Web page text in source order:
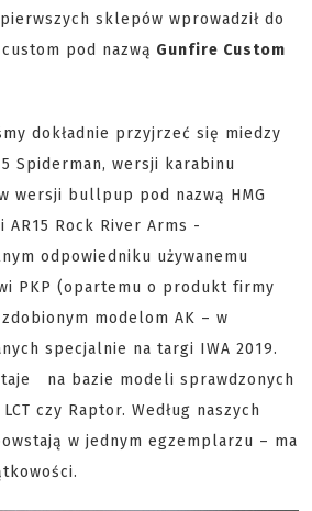
sklepów wprowadził do
pod nazwą Gunfire Custom
dokładnie przyjrzeć się miedzy
Spiderman, wersji karabinu
wersji bullpup pod nazwą HMG
Rock River Arms -
odpowiedniku używanemu
PKP (opartemu o produkt firmy
modelom AK – w
specjalnie na targi IWA 2019.
na bazie modeli sprawdzonych
czy Raptor. Według naszych
w jednym egzemplarzu – ma